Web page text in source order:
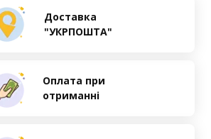
Оплата при
отриманні
Доставка
"УКРПОШТА"